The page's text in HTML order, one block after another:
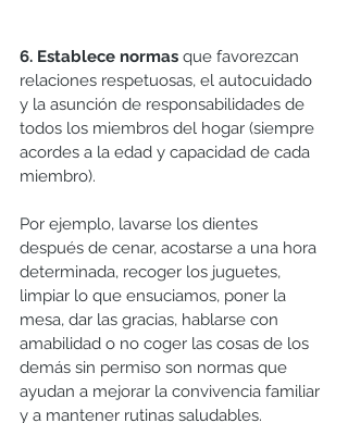
6. Establece normas que favorezcan
relaciones respetuosas, el autocuidado
y la asunción de responsabilidades de
todos los miembros del hogar (siempre
acordes a la edad y capacidad de cada
miembro).
Por ejemplo, lavarse los dientes
después de cenar, acostarse a una hora
determinada, recoger los juguetes,
limpiar lo que ensuciamos, poner la
mesa, dar las gracias, hablarse con
amabilidad o no coger las cosas de los
demás sin permiso son normas que
ayudan a mejorar la convivencia familiar
y a mantener rutinas saludables.